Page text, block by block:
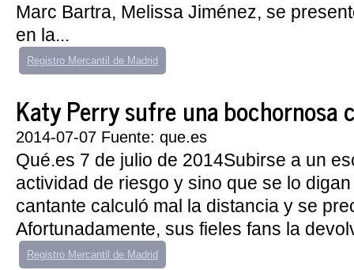
Marc Bartra, Melissa Jiménez, se
en la...
Registro Mercantil de Madrid
Katy Perry sufre una bochornosa
2014-07-07 Fuente: que.es
Qué.es 7 de julio de 2014Subirse a un
actividad de riesgo y sino que se lo
cantante calculó mal la distancia y se
Afortunadamente, sus fieles fans la
Registro Mercantil de Madrid